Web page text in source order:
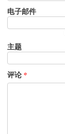
电子邮件
主题
评论*